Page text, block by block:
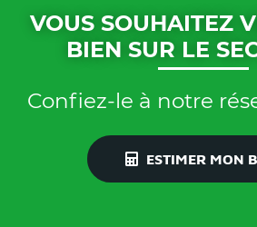
VOUS SOUHAITEZ
BIEN SUR LE
Confiez-le à notre
ESTIMER MON